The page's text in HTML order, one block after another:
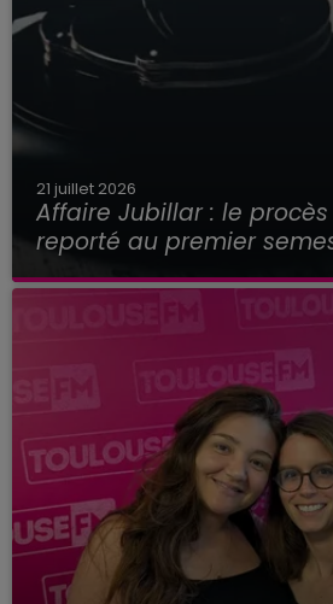
21 juillet 2026
Affaire Jubillar : le
reporté au premier